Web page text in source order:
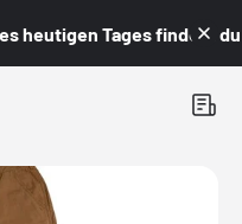
heutigen Tages findest du